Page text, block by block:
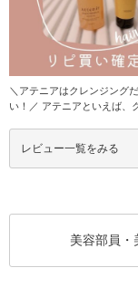
＼アテニアはクレンジング
い！／ アテニアといえば、クレンジング
レビュー一覧をみる
美容部員・